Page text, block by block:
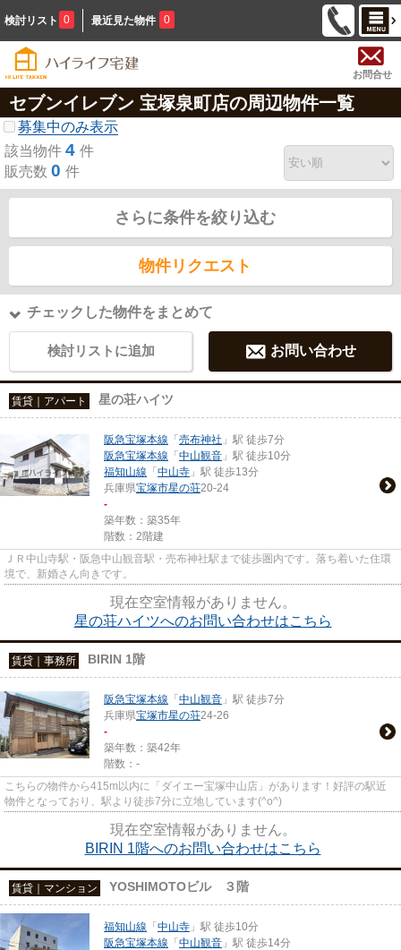
検討リスト 0 最近見た物件 0
お問合せ
セブンイレブン 宝塚泉町店の周辺物件一覧
募集中のみ表示
該当物件 4 件
販売数 0 件
さらに条件を絞り込む
物件リクエスト
チェックした物件をまとめて
検討リストに追加 お問い合わせ
賃貸｜アパート 星の荘ハイツ
阪急宝塚本線 「 売布神社 」駅 徒歩7分
阪急宝塚本線 「 中山観音 」駅 徒歩10分
福知山線 「 中山寺 」駅 徒歩13分
兵庫県宝塚市星の荘20-24
-
築年数：築35年
階数：2階建
ＪＲ中山寺駅・阪急中山観音駅・売布神社駅まで徒歩圏内です。落ち着いた住環
境で、新婚さん向きです。
現在空室情報がありません。
星の荘ハイツへのお問い合わせはこちら
賃貸｜事務所 BIRIN 1階
阪急宝塚本線 「 中山観音 」駅 徒歩7分
兵庫県宝塚市星の荘24-26
-
築年数：築42年
階数：-
こちらの物件から415m以内に「ダイエー宝塚中山店」があります！好評の駅近
物件となっており、駅より徒歩7分に立地しています(^o^)
現在空室情報がありません。
BIRIN 1階へのお問い合わせはこちら
賃貸｜マンション YOSHIMOTOビル ３階
福知山線 「 中山寺 」駅 徒歩10分
阪急宝塚本線 「 中山観音 」駅 徒歩14分